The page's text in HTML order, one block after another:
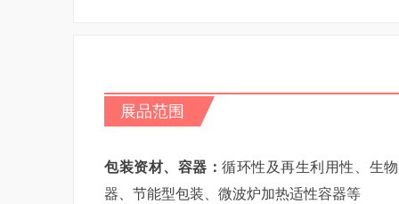
展品范围
包装资材、容器：循环性及再生利用性、生
器、节能型包装、微波炉加热适性容器等